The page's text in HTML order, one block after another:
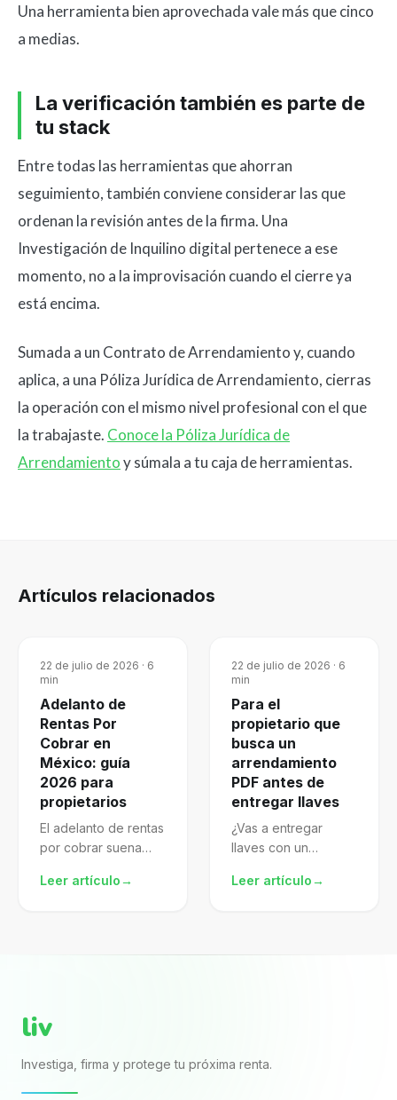
Una herramienta bien aprovechada vale más que cinco
a medias.
La verificación también es parte de
tu stack
Entre todas las herramientas que ahorran
seguimiento, también conviene considerar las que
ordenan la revisión antes de la firma. Una
Investigación de Inquilino digital pertenece a ese
momento, no a la improvisación cuando el cierre ya
está encima.
Sumada a un Contrato de Arrendamiento y, cuando
aplica, a una Póliza Jurídica de Arrendamiento, cierras
la operación con el mismo nivel profesional con el que
la trabajaste. Conoce la Póliza Jurídica de
Arrendamientoy súmala a tu caja de herramientas.
Artículos relacionados
22 de julio de 2026 · 6
min
Adelanto de
Rentas Por
Cobrar en
México: guía
2026 para
propietarios
El adelanto de rentas
por cobrar suena
gestionado te
Leer artículo→
22 de julio de 2026 · 6
min
Para el
propietario que
busca un
arrendamiento
PDF antes de
entregar llaves
¿Vas a entregar
llaves con un
descargado de
Leer artículo→
liv
Investiga, firma y protege tu próxima renta.